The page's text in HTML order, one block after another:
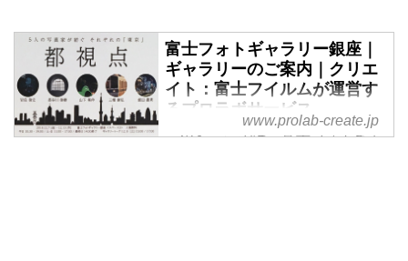
富士フォトギャラリー銀座｜
ギャラリーのご案内｜クリエ
イト：富士フイルムが運営す
るプロラボサービス
このページでは、富士フォトギャ
www.prolab-create.jp